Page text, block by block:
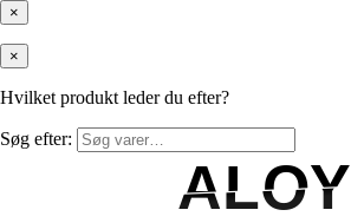
×
×
Hvilket produkt leder du efter?
Søg efter:
ALOY
ALOY